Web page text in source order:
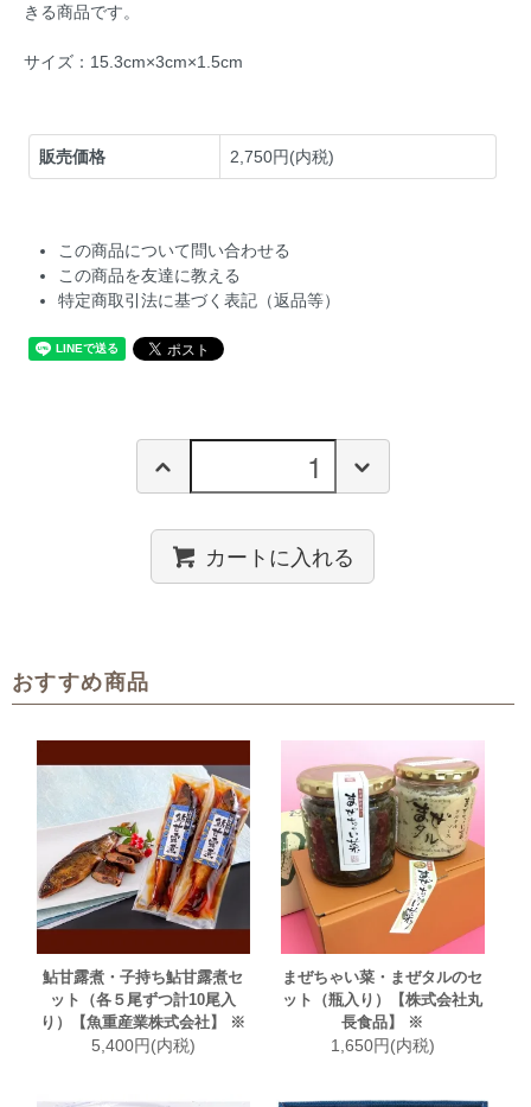
きる商品です。
サイズ：15.3cm×3cm×1.5cm
販売価格 2,750円(内税)
この商品について問い合わせる
この商品を友達に教える
特定商取引法に基づく表記（返品等）
カートに入れる
おすすめ商品
鮎甘露煮・子持ち鮎甘露煮セ
ット（各５尾ずつ計10尾入
り）【魚重産業株式会社】 ※
5,400円(内税)
まぜちゃい菜・まぜタルのセ
ット（瓶入り）【株式会社丸
長食品】 ※
1,650円(内税)